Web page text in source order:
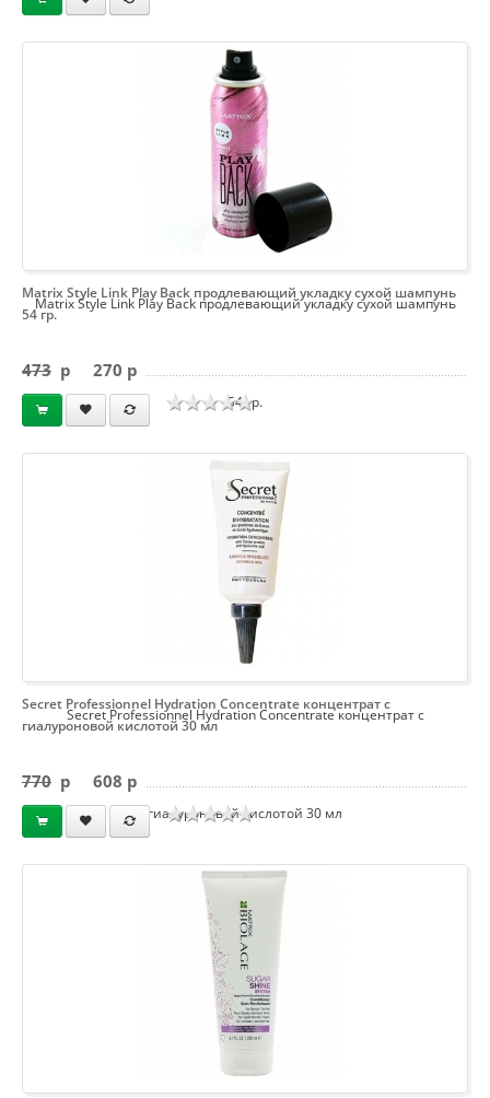
Matrix Style Link Play Back продлевающий укладку сухой шампунь
54 гр.
Matrix Style Link Play Back продлевающий укладку сухой шампунь
54 гр.
473 p 270 p
Secret Professionnel Hydration Concentrate концентрат с
гиалуроновой кислотой 30 мл
Secret Professionnel Hydration Concentrate концентрат с
гиалуроновой кислотой 30 мл
770 p 608 p